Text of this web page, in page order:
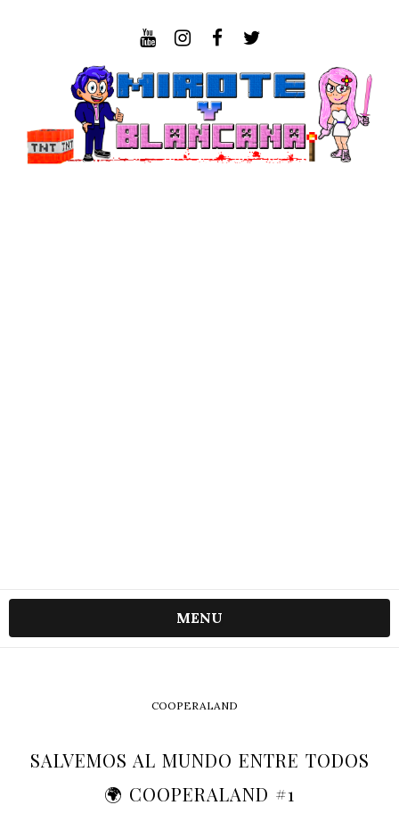
MENU
COOPERALAND
SALVEMOS AL MUNDO ENTRE TODOS
🌍 COOPERALAND #1